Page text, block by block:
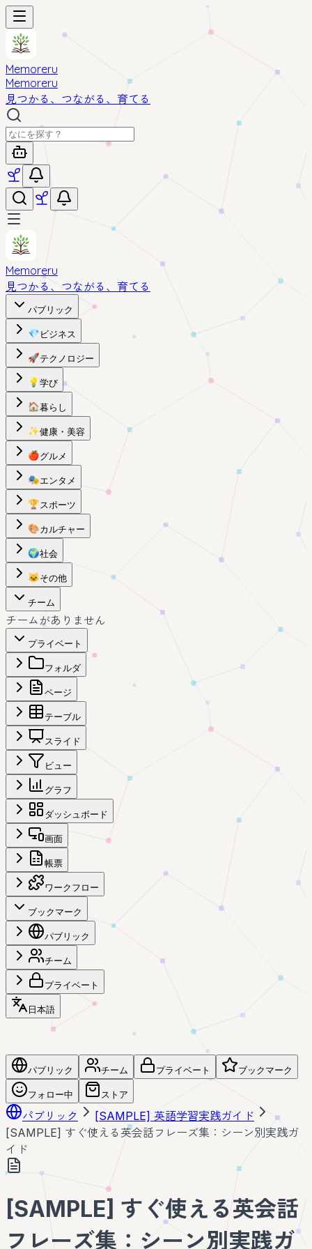
Memoreru
Memoreru
見つかる、つながる、育てる
Memoreru
見つかる、つながる、育てる
パブリック
💎 ビジネス
🚀テクノロジー
💡 学び
🏠暮らし
✨健康・美容
🍎グルメ
🎭エンタメ
🏆スポーツ
🎨カルチャー
🌍社会
🐱 その他
チーム
チームがありません
プライベート
フォルダ
ページ
テーブル
スライド
ビュー
グラフ
ダッシュボード
画面
帳票
ワークフロー
ブックマーク
パブリック
チーム
プライベート
日本語
パブリック チーム プライベート ブックマーク
フォロー中 ストア
パブリック
[SAMPLE] 英語学習実践ガイド
[SAMPLE] すぐ使える英会話フレーズ集：シーン別実践ガ
イド
[SAMPLE] すぐ使える英会話
フレーズ集：シーン別実践ガ